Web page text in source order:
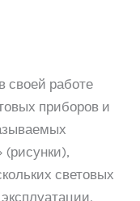
своей работе
приборов и
(рисунки),
световых